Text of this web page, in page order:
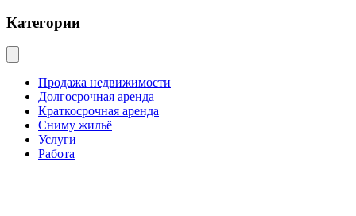
Категории
Продажа недвижимости
Долгосрочная аренда
Краткосрочная аренда
Сниму жильё
Услуги
Работа